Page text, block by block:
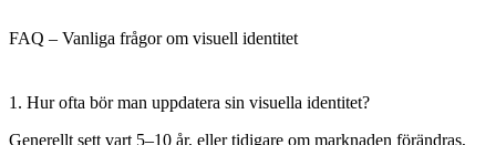
FAQ – Vanliga frågor om visuell identitet
1. Hur ofta bör man uppdatera sin visuella identitet?
Generellt sett vart 5–10 år, eller tidigare om marknaden förändras,